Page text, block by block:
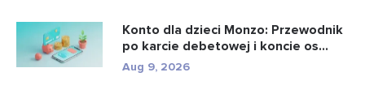
Konto dla dzieci Monzo: Przewodnik
po karcie debetowej i koncie os...
Aug 9, 2026